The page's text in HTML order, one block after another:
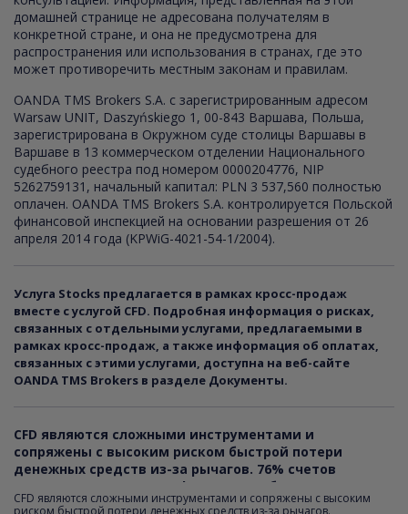
домашней странице не адресована получателям в
конкретной стране, и она не предусмотрена для
распространения или использования в странах, где это
может противоречить местным законам и правилам.
OANDA TMS Brokers S.A. с зарегистрированным адресом
Warsaw UNIT, Daszyńskiego 1, 00-843 Варшава, Польша,
зарегистрирована в Окружном суде столицы Варшавы в
Варшаве в 13 коммерческом отделении Национального
судебного реестра под номером 0000204776, NIP
5262759131, начальный капитал: PLN 3 537,560 полностью
оплачен. OANDA TMS Brokers S.A. контролируется Польской
финансовой инспекцией на основании разрешения от 26
апреля 2014 года (KPWiG-4021-54-1/2004).
Услуга Stocks предлагается в рамках кросс-продаж
вместе с услугой CFD. Подробная информация о рисках,
связанных с отдельными услугами, предлагаемыми в
рамках кросс-продаж, а также информация об оплатах,
связанных с этими услугами, доступна на веб-сайте
OANDA TMS Brokers в разделе Документы.
CFD являются сложными инструментами и
сопряжены с высоким риском быстрой потери
денежных средств из-за рычагов. 76% счетов
розничных инвесторов фиксируют убытки в
результате торговли CFD. Подумайте, понимаете ли
CFD являются сложными инструментами и сопряжены с высоким
риском быстрой потери денежных средств из-за рычагов.